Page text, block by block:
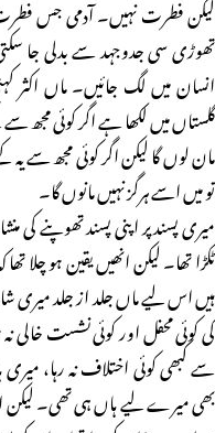
لیکن فطرت نہیں۔ آدمی جس فطرت
تھوڑی سی جدوجہد سے بدلی جا
انسان میں لگ جائیں۔ ماں اکثر
گلستاں میں لکھا ہے اگر کوئی مجھ
مان لوں گا لیکن اگر کوئی مجھ سے
تو میں اسے ہرگز نہیں مانوں گا۔
میری پسند پر اپنی پسند تھوپنے کی
ٹکڑا تھا۔ لیکن انھیں یقین ہو چلا
ہیں اس لیے ماں جلد از جلد
کی کوئی محفل اور کوئی نشست خالی
سے کبھی کوئی اختلاف نہ رہا،
بھی میرے لیے ہاں ہی تھی۔